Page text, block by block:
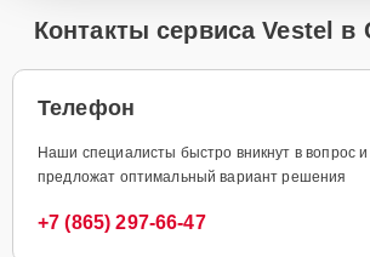
Контакты сервиса Vestel в
Телефон
Наши специалисты быстро вникнут в вопрос и
предложат оптимальный вариант решения
+7 (865) 297-66-47